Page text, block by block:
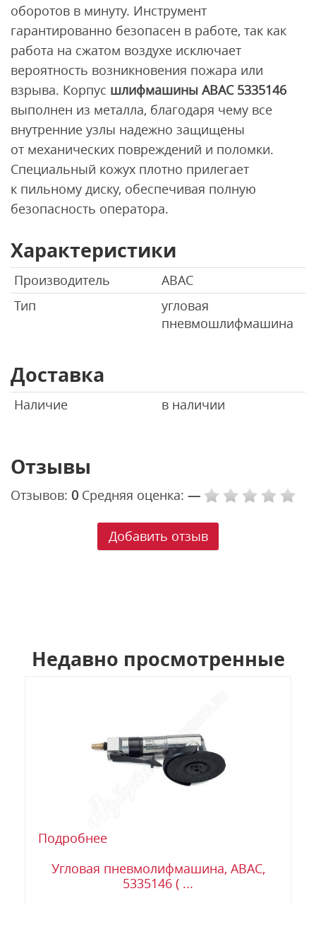
оборотов в минуту. Инструмент
гарантированно безопасен в работе, так как
работа на сжатом воздухе исключает
вероятность возникновения пожара или
взрыва. Корпус шлифмашины ABAC 5335146
выполнен из металла, благодаря чему все
внутренние узлы надежно защищены
от механических повреждений и поломки.
Специальный кожух плотно прилегает
к пильному диску, обеспечивая полную
безопасность оператора.
Характеристики
Производитель
ABAC
Тип
угловая
пневмошлифмашина
Доставка
Наличие в наличии
Отзывы
Отзывов: 0 Средняя оценка: —
Добавить отзыв
Недавно просмотренные
Подробнее
Угловая пневмолифмашина, ABAC,
5335146 ( ...